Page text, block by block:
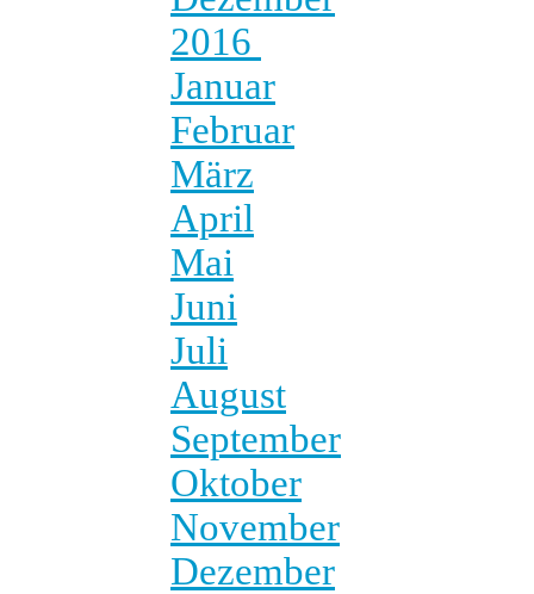
2016
Januar
Februar
März
April
Mai
Juni
Juli
August
September
Oktober
November
Dezember